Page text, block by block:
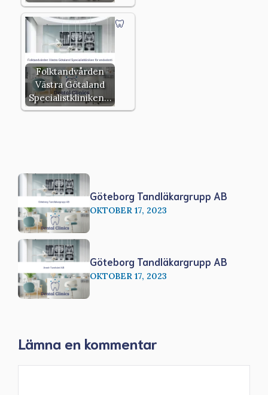
Folktandvården
Västra Götaland
Specialistkliniken…
Göteborg Tandläkargrupp AB
OKTOBER 17, 2023
Göteborg Tandläkargrupp AB
OKTOBER 17, 2023
Lämna en kommentar